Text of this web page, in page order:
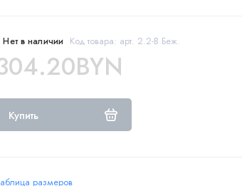
Нет в наличии Код товара: арт. 2.2-В Беж.
Купить
размеров